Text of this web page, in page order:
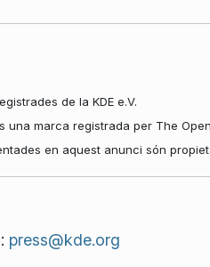
de la KDE e.V.
una marca registrada per The
en aquest anunci són
press@kde.org